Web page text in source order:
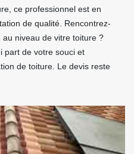
ce professionnel est en
de qualité. Rencontrez-
au niveau de vitre toiture ?
part de votre souci et
de toiture. Le devis reste